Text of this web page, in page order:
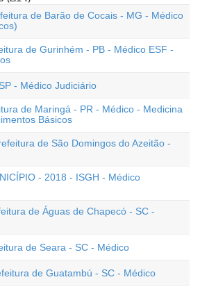
de Barão de Cocais - MG - Médico
de Gurinhém - PB - Médico ESF -
- Médico Judiciário
de Maringá - PR - Médico - Medicina
Básicos
de São Domingos do Azeitão -
- 2018 - ISGH - Médico
de Águas de Chapecó - SC -
de Seara - SC - Médico
de Guatambú - SC - Médico